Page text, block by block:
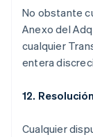
No obstante
Anexo del
cualquier
entera
12.
Cualquier